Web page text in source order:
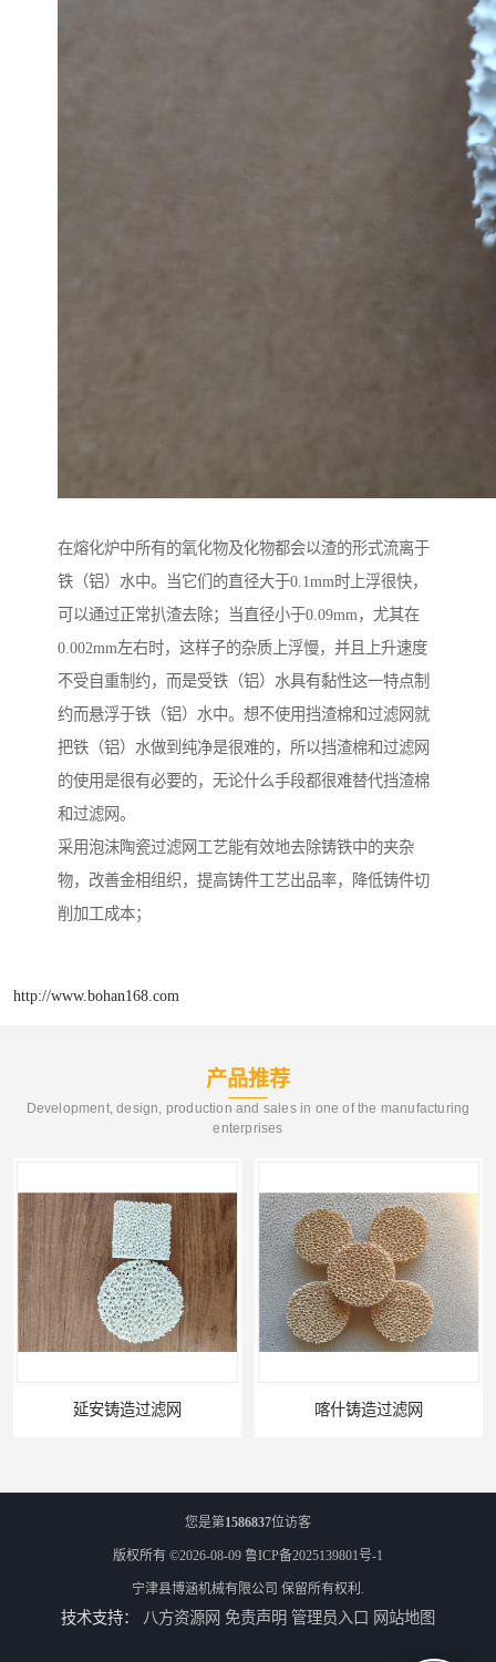
在熔化炉中所有的氧化物及化物都会以渣的形式流离于
铁（铝）水中。当它们的直径大于0.1mm时上浮很快，
可以通过正常扒渣去除；当直径小于0.09mm，尤其在
0.002mm左右时，这样子的杂质上浮慢，并且上升速度
不受自重制约，而是受铁（铝）水具有黏性这一特点制
约而悬浮于铁（铝）水中。想不使用挡渣棉和过滤网就
把铁（铝）水做到纯净是很难的，所以挡渣棉和过滤网
的使用是很有必要的，无论什么手段都很难替代挡渣棉
和过滤网。
采用泡沫陶瓷过滤网工艺能有效地去除铸铁中的夹杂
物，改善金相组织，提高铸件工艺出品率，降低铸件切
削加工成本；
http://www.bohan168.com
产品推荐
Development, design, production and sales in one of the manufacturing
enterprises
喀什铸造过滤网 怒江铸造过滤网
您是第1586837位访客
版权所有 ©2026-08-09 鲁ICP备2025139801号-1
宁津县博涵机械有限公司 保留所有权利.
技术支持： 八方资源网 免责声明 管理员入口 网站地图